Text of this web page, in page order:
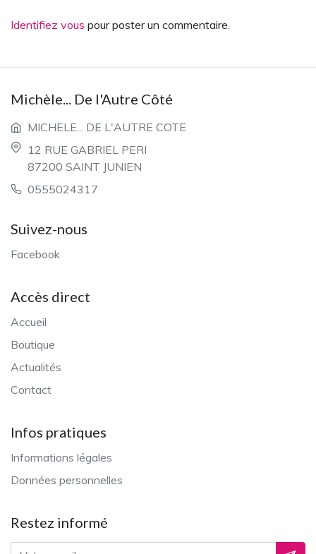
Identifiez vous pour poster un commentaire.
Michèle... De l'Autre Côté
MICHELE... DE L'AUTRE COTE
12 RUE GABRIEL PERI
87200 SAINT JUNIEN
0555024317
Suivez-nous
Facebook
Accès direct
Accueil
Boutique
Actualités
Contact
Infos pratiques
Informations légales
Données personnelles
Restez informé
Adresse email